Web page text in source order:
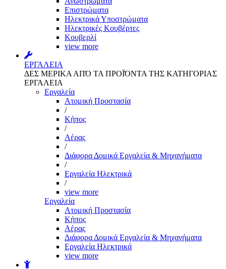
Επιστρώματα
Ηλεκτρικά Υποστρώματα
Ηλεκτρικές Κουβέρτες
Κουβερλί
view more
ΕΡΓΑΛΕΙΑ
ΔΕΣ ΜΕΡΙΚΑ ΑΠΌ ΤΑ ΠΡΟΪΌΝΤΑ ΤΗΣ ΚΑΤΗΓΟΡΙΑΣ
ΕΡΓΑΛΕΙΑ
Εργαλεία
Aτομική Προστασία
/
Kήπος
/
Αέρας
/
Διάφορα Δομικά Εργαλεία & Μηχανήματα
/
Εργαλεία Ηλεκτρικά
/
view more
Εργαλεία
Aτομική Προστασία
Kήπος
Αέρας
Διάφορα Δομικά Εργαλεία & Μηχανήματα
Εργαλεία Ηλεκτρικά
view more